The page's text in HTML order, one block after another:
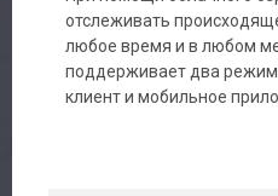
отслеживать
любое время и в любом
поддерживает два
клиент и мобильное